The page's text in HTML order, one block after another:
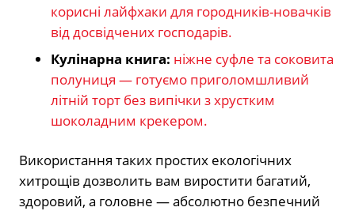
корисні лайфхаки для городників-новачків
від досвідчених господарів.
Кулінарна книга: ніжне суфле та соковита
полуниця — готуємо приголомшливий
літній торт без випічки з хрустким
шоколадним крекером.
Використання таких простих екологічних
хитрощів дозволить вам виростити багатий,
здоровий, а головне — абсолютно безпечний